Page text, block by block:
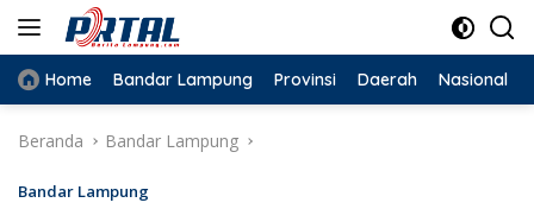
Langsung
konten
Home Bandar Lampung Provinsi Daerah Nasional
Beranda Bandar Lampung
Bandar Lampung